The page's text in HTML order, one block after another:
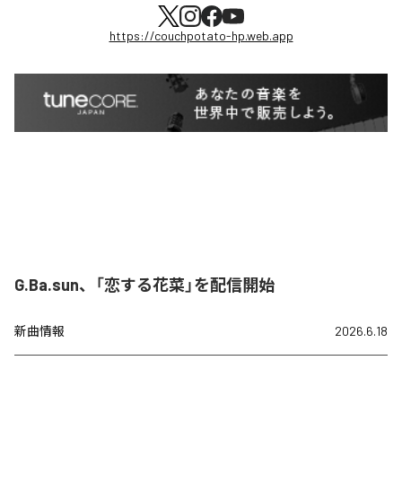
https://couchpotato-hp.web.app
G.Ba.sun、「恋する花菜」を配信開始
新曲情報 2026.6.18